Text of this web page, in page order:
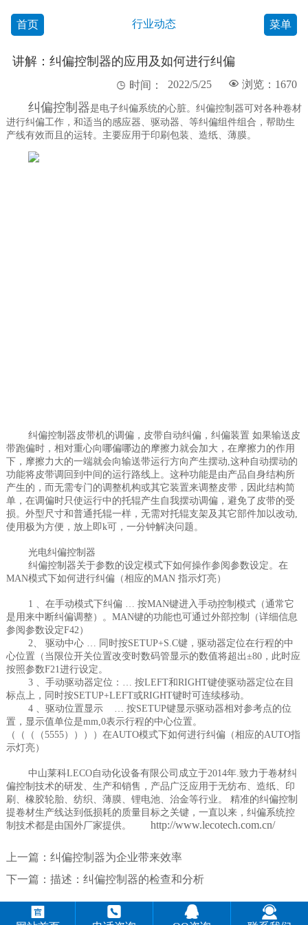
首页 行业动态 菜单
讲解：纠偏控制器的应用及如何进行纠偏
 浏览：1670
 时间： 2022/5/25
纠偏控制器是电子纠偏系统的心脏。纠偏控制器可对各种卷材
进行纠偏工作，和适当的感应器、驱动器、等纠偏组件组合，帮助生
产线有效而且的运转。主要应用于印刷包装、造纸、薄膜。
纠偏控制器皮带机的调偏，皮带自动纠偏，纠偏装置 如果输送皮
带跑偏时，相对重心向哪偏哪边的摩擦力就会加大，在摩擦力的作用
下，摩擦力大的一端就会向输送带运行方向产生摆动,这种自动摆动的
功能将皮带调回到中间的运行路线上。这种功能是由产品自身结构所
产生的，而无需专门的调整机构或其它装置来调整皮带，因此结构简
单，在调偏时只使运行中的托辊产生自我摆动调偏，避免了皮带的受
损。外型尺寸和普通托辊一样，无需对托辊支架及其它部件加以改动,
使用极为方便，放上即k可，一分钟解决问题。
光电纠偏控制器
纠偏控制器关于参数的设定模式下如何操作参阅参数设定。在
MAN模式下如何进行纠偏（相应的MAN 指示灯亮）
1 、在手动模式下纠偏 … 按MAN键进入手动控制模式（通常它
是用来中断纠偏调整）。MAN键的功能也可通过外部控制（详细信息
参阅参数设定F42）
2、 驱动中心 … 同时按SETUP+S.C键，驱动器定位在行程的中
心位置（当限位开关位置改变时数码管显示的数值将超出±80，此时应
按照参数F21进行设定。
3 、手动驱动器定位：… 按LEFT和RIGHT键使驱动器定位在目
标点上，同时按SETUP+LEFT或RIGHT键时可连续移动。
4 、驱动位置显示 … 按SETUP键显示驱动器相对参考点的位
置，显示值单位是mm,0表示行程的中心位置。
（（（（5555））））在AUTO模式下如何进行纠偏（相应的AUTO指
示灯亮）
中山莱科LECO自动化设备有限公司成立于2014年.致力于卷材纠
偏控制技术的研发、生产和销售，产品广泛应用于无纺布、造纸、印
刷、橡胶轮胎、纺织、薄膜、锂电池、治金等行业。 精准的纠偏控制
提卷材生产线达到低损耗的质量目标之关键，一直以来，纠偏系统控
制技术都是由国外厂家提供。 http://www.lecotech.com.cn/
上一篇： 纠偏控制器为企业带来效率
下一篇： 描述：纠偏控制器的检查和分析
   